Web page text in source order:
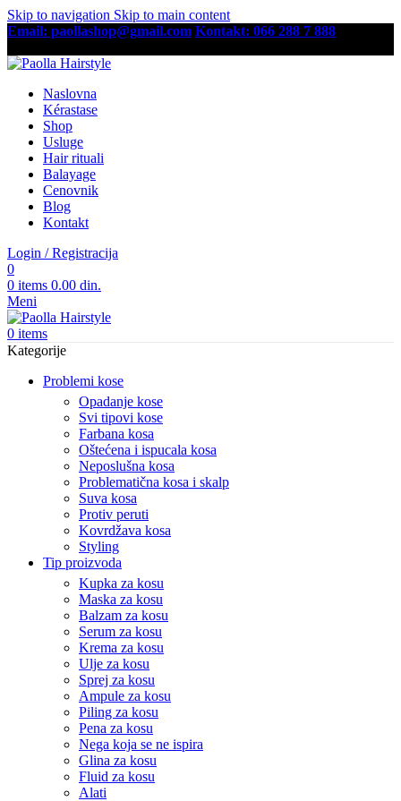
Skip to navigation Skip to main content
Email: paollashop@gmail.com Kontakt: 066 288 7 888
Naslovna
Kérastase
Shop
Usluge
Hair rituali
Balayage
Cenovnik
Blog
Kontakt
Login / Registracija
0
0 items 0.00 din.
Meni
0 items
Kategorije
Problemi kose
Opadanje kose
Svi tipovi kose
Farbana kosa
Oštećena i ispucala kosa
Neposlušna kosa
Problematična kosa i skalp
Suva kosa
Protiv peruti
Kovrdžava kosa
Styling
Tip proizvoda
Kupka za kosu
Maska za kosu
Balzam za kosu
Serum za kosu
Krema za kosu
Ulje za kosu
Sprej za kosu
Ampule za kosu
Piling za kosu
Pena za kosu
Nega koja se ne ispira
Glina za kosu
Fluid za kosu
Alati